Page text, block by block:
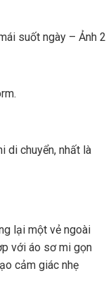
suốt ngày – Ảnh 2
di chuyển, nhất là
lại một vẻ ngoài
với áo sơ mi gọn
cảm giác nhẹ